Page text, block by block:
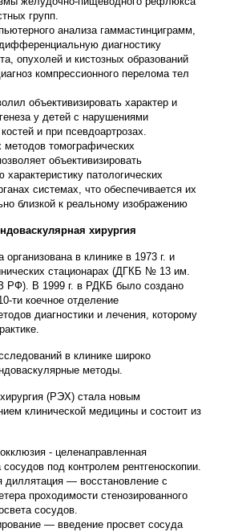
групп.
анализа гаммастинциграмм,
диагностику
опухолей и кистозных образований
компрессионного перелома тел
объективизировать характер и
у детей с нарушениями
и при псевдоартрозах.
томографических
объективизировать
патологических
системах, что обеспечивается их
близкой к реальному изображению
хирургия
в клинике в 1973 г. и
стационарах (ДГКБ № 13 им.
В 1999 г. в РДКБ было создано
ти коечное отделение
диагностики и лечения, которому
в клинике широко
методы.
(РЭХ) стала новым
клинической медицины и состоит из
- целенаправленная
сосудов под контролем рентгеноскопии.
диллятация — восстановление с
проходимости стенозированного
сосудов.
— введение просвет сосуда